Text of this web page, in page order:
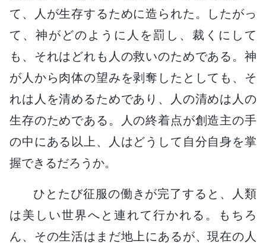
て、人が生存するために造られた。したがっ
て、神がどのように人を罰し、裁くにして
も、それはどれも人の救いのためである。神
が人から肉体の望みを剥奪したとしても、そ
れは人を清めるためであり、人の清めは人の
生存のためである。人の終着点が創造主の手
の中にある以上、人はどうして自分自身を掌
握できるだろうか。
ひとたび征服の働きが完了すると、人類
は美しい世界へと連れて行かれる。もちろ
ん、その生活はまだ地上にあるが、現在の人